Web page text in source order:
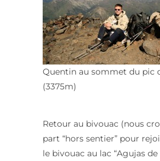
Quentin au sommet du pic
(3375m)
Retour au bivouac (nous
part “hors sentier” pour
le bivouac au lac “Agujas de